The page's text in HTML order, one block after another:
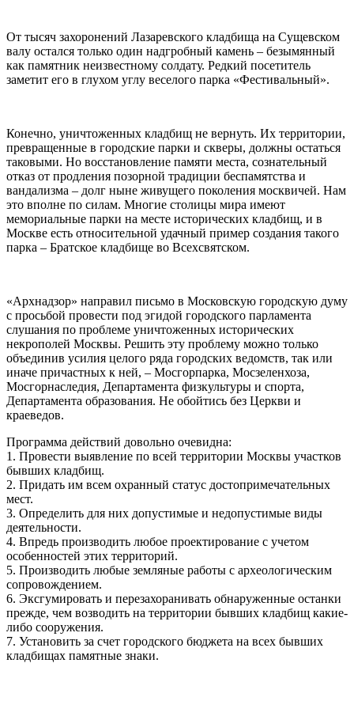
От тысяч захоронений Лазаревского кладбища на Сущевском
валу остался только один надгробный камень – безымянный
как памятник неизвестному солдату. Редкий посетитель
заметит его в глухом углу веселого парка «Фестивальный».
Конечно, уничтоженных кладбищ не вернуть. Их территории,
превращенные в городские парки и скверы, должны остаться
таковыми. Но восстановление памяти места, сознательный
отказ от продления позорной традиции беспамятства и
вандализма – долг ныне живущего поколения москвичей. Нам
это вполне по силам. Многие столицы мира имеют
мемориальные парки на месте исторических кладбищ, и в
Москве есть относительной удачный пример создания такого
парка – Братское кладбище во Всехсвятском.
«Архнадзор» направил письмо в Московскую городскую думу
с просьбой провести под эгидой городского парламента
слушания по проблеме уничтоженных исторических
некрополей Москвы. Решить эту проблему можно только
объединив усилия целого ряда городских ведомств, так или
иначе причастных к ней, – Мосгорпарка, Мосзеленхоза,
Мосгорнаследия, Департамента физкультуры и спорта,
Департамента образования. Не обойтись без Церкви и
краеведов.
Программа действий довольно очевидна:
1. Провести выявление по всей территории Москвы участков
бывших кладбищ.
2. Придать им всем охранный статус достопримечательных
мест.
3. Определить для них допустимые и недопустимые виды
деятельности.
4. Впредь производить любое проектирование с учетом
особенностей этих территорий.
5. Производить любые земляные работы с археологическим
сопровождением.
6. Эксгумировать и перезахоранивать обнаруженные останки
прежде, чем возводить на территории бывших кладбищ какие-
либо сооружения.
7. Установить за счет городского бюджета на всех бывших
кладбищах памятные знаки.